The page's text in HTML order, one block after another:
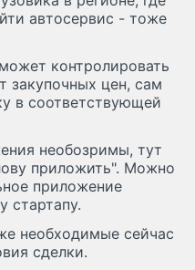
автосервис - тоже
контролировать
закупочных цен, сам
в соответствующей
необозримы, тут
приложить". Можно
приложение
стартапу.
необходимые сейчас
сделки.